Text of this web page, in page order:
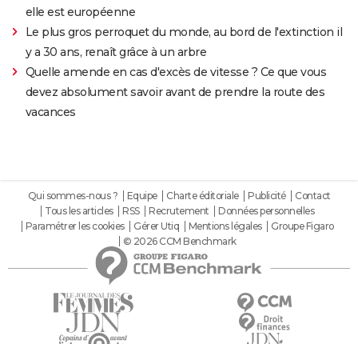
elle est européenne
Le plus gros perroquet du monde, au bord de l'extinction il
y a 30 ans, renaît grâce à un arbre
Quelle amende en cas d'excès de vitesse ? Ce que vous
devez absolument savoir avant de prendre la route des
vacances
Qui sommes-nous ? Equipe Charte éditoriale Publicité
Contact
Tous les articles
RSS Recrutement
Données personnelles
Paramétrer les cookies
Gérer Utiq Mentions légales
Groupe Figaro
© 2026 CCM Benchmark